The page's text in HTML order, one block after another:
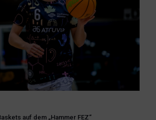
auf dem „Hammer FEZ“